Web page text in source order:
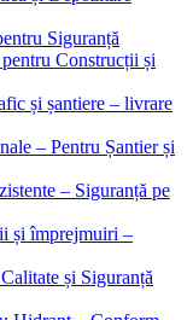
Siguranță
Construcții și
și șantiere – livrare
– Pentru Șantier și
– Siguranță pe
și împrejmuiri –
și Siguranță